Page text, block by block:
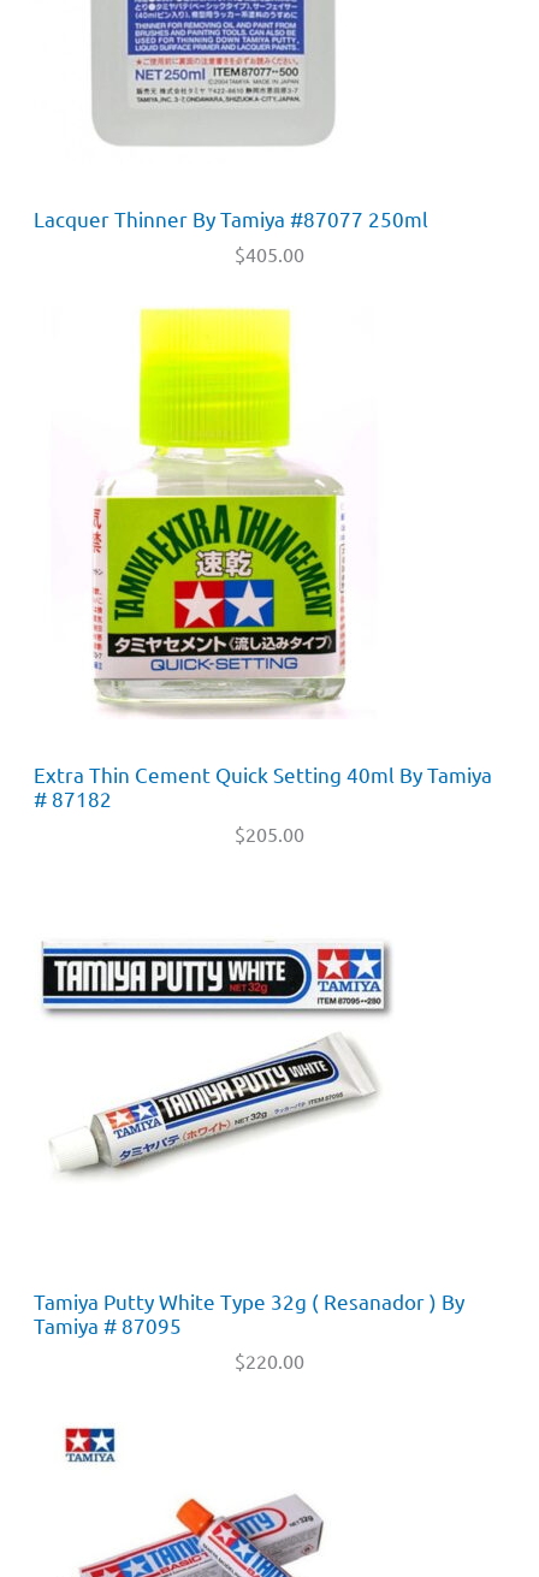
Lacquer Thinner By Tamiya #87077 250ml
$405.00
Extra Thin Cement Quick Setting 40ml By Tamiya
# 87182
$205.00
Tamiya Putty White Type 32g ( Resanador ) By
Tamiya # 87095
$220.00